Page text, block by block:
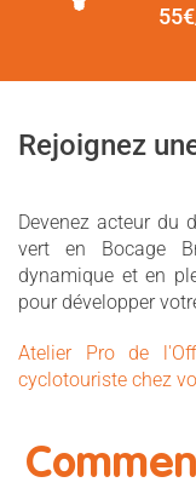
Rejoignez
Devenez acteur du
vert en Bocage
dynamique et en
pour développer
Atelier Pro de
cyclotouriste chez